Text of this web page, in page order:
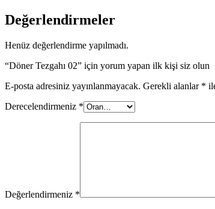
Değerlendirmeler
Henüz değerlendirme yapılmadı.
“Döner Tezgahı 02” için yorum yapan ilk kişi siz olun
E-posta adresiniz yayınlanmayacak. Gerekli alanlar *
Derecelendirmeniz *
Değerlendirmeniz *